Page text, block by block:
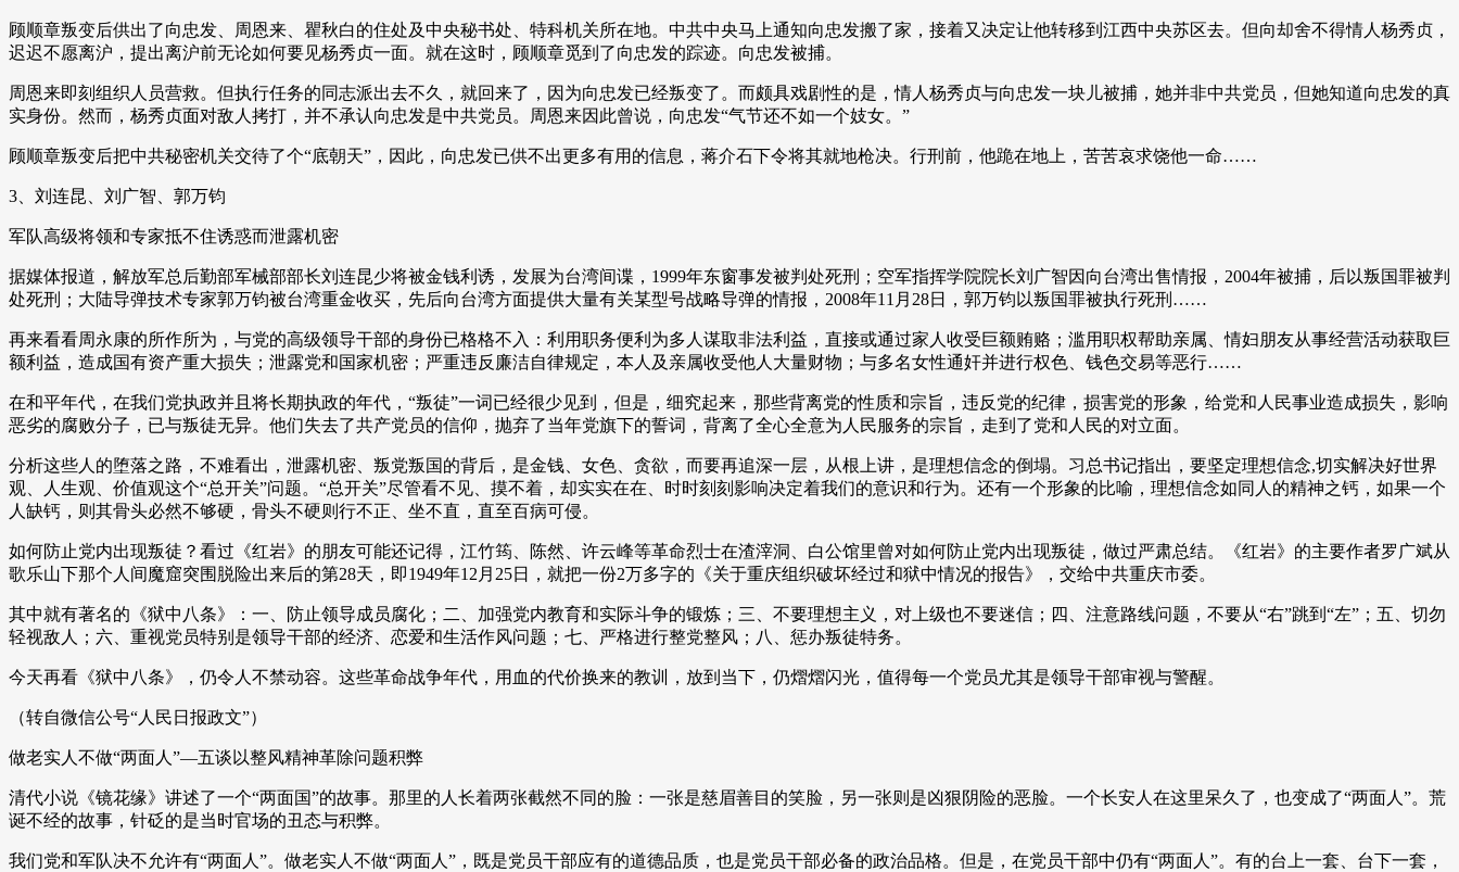
顾顺章叛变后供出了向忠发、周恩来、瞿秋白的住处及中央秘书处、特科机关所在地。中共中央马上通知向忠发搬了家，接着又决定让他转移到江西中央苏区去。但向却舍不得情人杨秀贞，
迟迟不愿离沪，提出离沪前无论如何要见杨秀贞一面。就在这时，顾顺章觅到了向忠发的踪迹。向忠发被捕。
周恩来即刻组织人员营救。但执行任务的同志派出去不久，就回来了，因为向忠发已经叛变了。而颇具戏剧性的是，情人杨秀贞与向忠发一块儿被捕，她并非中共党员，但她知道向忠发的真
实身份。然而，杨秀贞面对敌人拷打，并不承认向忠发是中共党员。周恩来因此曾说，向忠发“气节还不如一个妓女。”
顾顺章叛变后把中共秘密机关交待了个“底朝天”，因此，向忠发已供不出更多有用的信息，蒋介石下令将其就地枪决。行刑前，他跪在地上，苦苦哀求饶他一命……
3、刘连昆、刘广智、郭万钧
军队高级将领和专家抵不住诱惑而泄露机密
据媒体报道，解放军总后勤部军械部部长刘连昆少将被金钱利诱，发展为台湾间谍，1999年东窗事发被判处死刑；空军指挥学院院长刘广智因向台湾出售情报，2004年被捕，后以叛国罪被判
处死刑；大陆导弹技术专家郭万钧被台湾重金收买，先后向台湾方面提供大量有关某型号战略导弹的情报，2008年11月28日，郭万钧以叛国罪被执行死刑……
再来看看周永康的所作所为，与党的高级领导干部的身份已格格不入：利用职务便利为多人谋取非法利益，直接或通过家人收受巨额贿赂；滥用职权帮助亲属、情妇朋友从事经营活动获取巨
额利益，造成国有资产重大损失；泄露党和国家机密；严重违反廉洁自律规定，本人及亲属收受他人大量财物；与多名女性通奸并进行权色、钱色交易等恶行……
在和平年代，在我们党执政并且将长期执政的年代，“叛徒”一词已经很少见到，但是，细究起来，那些背离党的性质和宗旨，违反党的纪律，损害党的形象，给党和人民事业造成损失，影响
恶劣的腐败分子，已与叛徒无异。他们失去了共产党员的信仰，抛弃了当年党旗下的誓词，背离了全心全意为人民服务的宗旨，走到了党和人民的对立面。
分析这些人的堕落之路，不难看出，泄露机密、叛党叛国的背后，是金钱、女色、贪欲，而要再追深一层，从根上讲，是理想信念的倒塌。习总书记指出，要坚定理想信念,切实解决好世界
观、人生观、价值观这个“总开关”问题。“总开关”尽管看不见、摸不着，却实实在在、时时刻刻影响决定着我们的意识和行为。还有一个形象的比喻，理想信念如同人的精神之钙，如果一个
人缺钙，则其骨头必然不够硬，骨头不硬则行不正、坐不直，直至百病可侵。
如何防止党内出现叛徒？看过《红岩》的朋友可能还记得，江竹筠、陈然、许云峰等革命烈士在渣滓洞、白公馆里曾对如何防止党内出现叛徒，做过严肃总结。《红岩》的主要作者罗广斌从
歌乐山下那个人间魔窟突围脱险出来后的第28天，即1949年12月25日，就把一份2万多字的《关于重庆组织破坏经过和狱中情况的报告》，交给中共重庆市委。
其中就有著名的《狱中八条》：一、防止领导成员腐化；二、加强党内教育和实际斗争的锻炼；三、不要理想主义，对上级也不要迷信；四、注意路线问题，不要从“右”跳到“左”；五、切勿
轻视敌人；六、重视党员特别是领导干部的经济、恋爱和生活作风问题；七、严格进行整党整风；八、惩办叛徒特务。
今天再看《狱中八条》，仍令人不禁动容。这些革命战争年代，用血的代价换来的教训，放到当下，仍熠熠闪光，值得每一个党员尤其是领导干部审视与警醒。
（转自微信公号“人民日报政文”）
做老实人不做“两面人”—五谈以整风精神革除问题积弊
清代小说《镜花缘》讲述了一个“两面国”的故事。那里的人长着两张截然不同的脸：一张是慈眉善目的笑脸，另一张则是凶狠阴险的恶脸。一个长安人在这里呆久了，也变成了“两面人”。荒
诞不经的故事，针砭的是当时官场的丑态与积弊。
我们党和军队决不允许有“两面人”。做老实人不做“两面人”，既是党员干部应有的道德品质，也是党员干部必备的政治品格。但是，在党员干部中仍有“两面人”。有的台上一套、台下一套，